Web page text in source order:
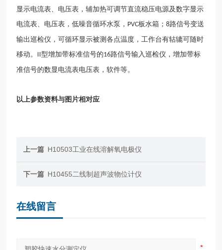
显示电流表、电压表，辅加热可调节直流稳压电源及数字显示
电流表、电压表，低噪音循环水泵， PVC板水箱；8路信号变送
输出巡检仪，可循环显示被测各点温度，工作台有轱辘可随时
移动。
II型增加带标准信号的16路信号输入巡检仪，增加带标
准信号的数显电流表电压表，软件等。
以上参数资料与图片相对应
上一篇 H10503工业在线溶解氧电极仪
下一篇 H10455二线制超声波物位计仪
在线留言